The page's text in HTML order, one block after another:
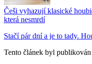
Češi vyhazují klasické
která nesmrdí
Stačí pár dní a je to tady.
Tento článek byl